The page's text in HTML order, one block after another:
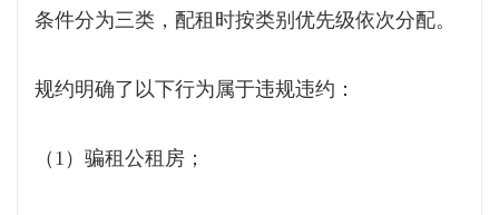
条件分为三类，配租时按类别优先级依次分配。
规约明确了以下行为属于违规违约：
（1）骗租公租房；